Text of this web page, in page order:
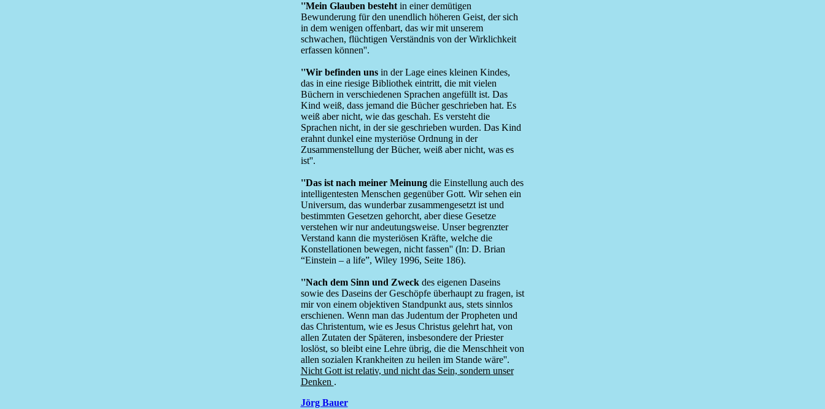
''Mein Glauben bestehtin einer demütigen
Bewunderung für den unendlich höheren Geist, der sich
in dem wenigen offenbart, das wir mit unserem
schwachen, flüchtigen Verständnis von der Wirklichkeit
erfassen können''.
''Wir befinden unsin der Lage eines kleinen Kindes,
das in eine riesige Bibliothek eintritt, die mit vielen
Büchern in verschiedenen Sprachen angefüllt ist. Das
Kind weiß, dass jemand die Bücher geschrieben hat. Es
weiß aber nicht, wie das geschah. Es versteht die
Sprachen nicht, in der sie geschrieben wurden. Das Kind
erahnt dunkel eine mysteriöse Ordnung in der
Zusammenstellung der Bücher, weiß aber nicht, was es
ist''.
''Das ist nach meiner Meinungdie Einstellung auch des
intelligentesten Menschen gegenüber Gott. Wir sehen ein
Universum, das wunderbar zusammengesetzt ist und
bestimmten Gesetzen gehorcht, aber diese Gesetze
verstehen wir nur andeutungsweise. Unser begrenzter
Verstand kann die mysteriösen Kräfte, welche die
Konstellationen bewegen, nicht fassen'' (In: D. Brian
“Einstein – a life”, Wiley 1996, Seite 186).
''Nach dem Sinn und Zweckdes eigenen Daseins
sowie des Daseins der Geschöpfe überhaupt zu fragen, ist
mir von einem objektiven Standpunkt aus, stets sinnlos
erschienen. Wenn man das Judentum der Propheten und
das Christentum, wie es Jesus Christus gelehrt hat, von
allen Zutaten der Späteren, insbesondere der Priester
loslöst, so bleibt eine Lehre übrig, die die Menschheit von
allen sozialen Krankheiten zu heilen im Stande wäre''.
Nicht Gott ist relativ, und nicht das Sein, sondern unser
Denken .
Jörg Bauer